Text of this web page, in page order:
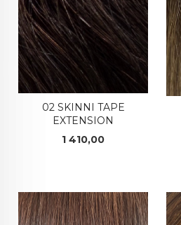
02 SKINNI TAPE
EXTENSION
Pris
1 410,00